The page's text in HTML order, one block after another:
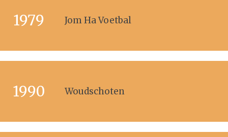
1979 Jom Ha Voetbal
1990 Woudschoten